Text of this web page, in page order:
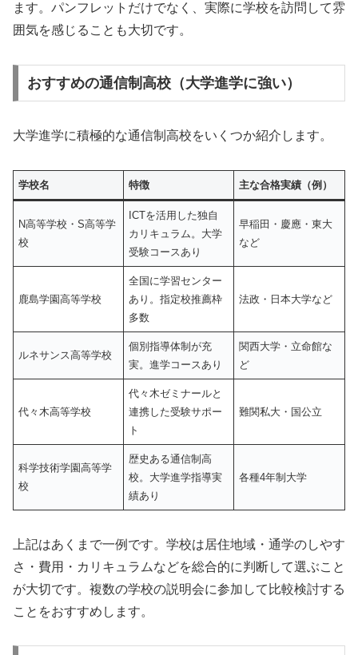
ます。パンフレットだけでなく、実際に学校を訪問して雰
囲気を感じることも大切です。
おすすめの通信制高校（大学進学に強い）
大学進学に積極的な通信制高校をいくつか紹介します。
学校名 特徴 主な合格実績（例）
N高等学校・S高等学
校
ICTを活用した独自
カリキュラム。大学
受験コースあり
早稲田・慶應・東大
など
鹿島学園高等学校
全国に学習センター
あり。指定校推薦枠
多数
法政・日本大学など
ルネサンス高等学校
個別指導体制が充
実。進学コースあり
関西大学・立命館な
ど
代々木高等学校
代々木ゼミナールと
連携した受験サポー
ト
難関私大・国公立
科学技術学園高等学
校
歴史ある通信制高
校。大学進学指導実
績あり
各種4年制大学
上記はあくまで一例です。学校は居住地域・通学のしやす
さ・費用・カリキュラムなどを総合的に判断して選ぶこと
が大切です。複数の学校の説明会に参加して比較検討する
ことをおすすめします。